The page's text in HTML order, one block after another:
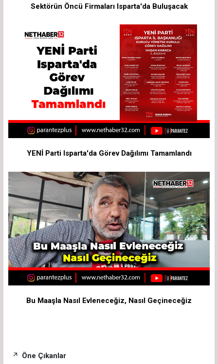
Sektörün Öncü Firmaları Isparta'da Buluşacak
YENİ Parti Isparta'da Görev Dağılımı Tamamlandı
Bu Maaşla Nasıl Evleneceğiz, Nasıl Geçineceğiz
Öne Çıkanlar